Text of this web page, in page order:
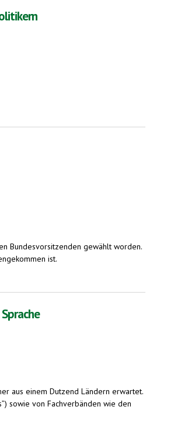
Bundesvorsitzenden gewählt worden.
ist.
aus einem Dutzend Ländern erwartet.
sowie von Fachverbänden wie den